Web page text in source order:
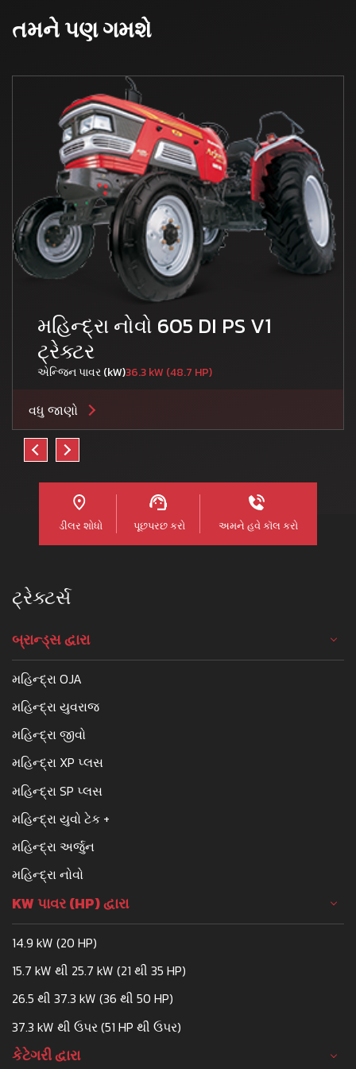
તમને પણ ગમશે
મહિન્દ્રા નોવો 605 DI PS V1
ટ્રેક્ટર
એન્જિન પાવર (kW)36.3 kW (48.7 HP)
વધુ જાણો
ડીલર શોધો પૂછપરછ કરો અમને હવે કૉલ કરો
ટ્રેક્ટર્સ
બ્રાન્ડ્સ દ્વારા
મહિન્દ્રા OJA
મહિન્દ્રા યુવરાજ
મહિન્દ્રા જીવો
મહિન્દ્રા XP પ્લસ
મહિન્દ્રા SP પ્લસ
મહિન્દ્રા યુવો ટેક +
મહિન્દ્રા અર્જુન
મહિન્દ્રા નોવો
KW પાવર (HP) દ્વારા
14.9 kW (20 HP)
15.7 kW થી 25.7 kW (21 થી 35 HP)
26.5 થી 37.3 kW (36 થી 50 HP)
37.3 kW થી ઉપર (51 HP થી ઉપર)
કેટેગરી દ્વારા